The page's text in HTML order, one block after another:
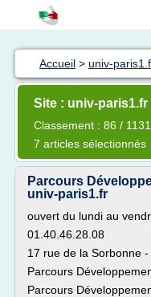
Accueil > univ-
Site : univ-paris1.fr
Classement : 86 / 1131
7 articles sélectionnés
Parcours
univ-paris1.fr
ouvert du lundi au
01.40.46.28.08
17 rue de la Sorbonne
Parcours
Parcours